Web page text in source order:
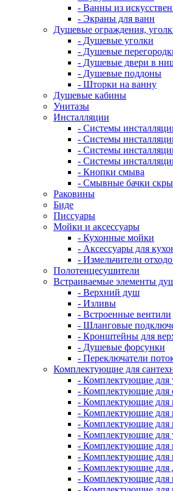
- Ванны из
- Экраны для ванн
Душевые ограждения,
- Душевые уголки
- Душевые
- Душевые двери в
- Душевые поддоны
- Шторки на ванну
Душевые кабины
Унитазы
Инсталляции
- Системы
- Системы
- Системы
- Системы
- Кнопки смыва
- Смывные бачки
Раковины
Биде
Писсуары
Мойки и аксессуары
- Кухонные мойки
- Аксессуары для
- Измельчители
Полотенцесушители
Встраиваемые элементы
- Верхний душ
- Изливы
- Встроенные вентили
- Шланговые
- Кронштейны для
- Душевые форсунки
- Переключатели
Комплектующие для
- Комплектующие для
- Комплектующие для
- Комплектующие для
- Комплектующие для
- Комплектующие для
- Комплектующие для
- Комплектующие для
- Комплектующие для
- Комплектующие для
- Комплектующие для